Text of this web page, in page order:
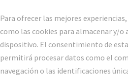
Para ofrecer las mejores
como las cookies para almacenar y/o
dispositivo. El consentimiento de
permitirá procesar datos como el
navegación o las identificaciones